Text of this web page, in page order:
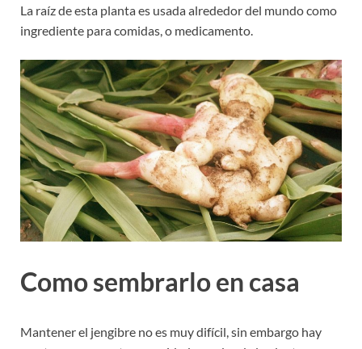
La raíz de esta planta es usada alrededor del mundo como
ingrediente para comidas, o medicamento.
Como sembrarlo en casa
Mantener el jengibre no es muy difícil, sin embargo hay